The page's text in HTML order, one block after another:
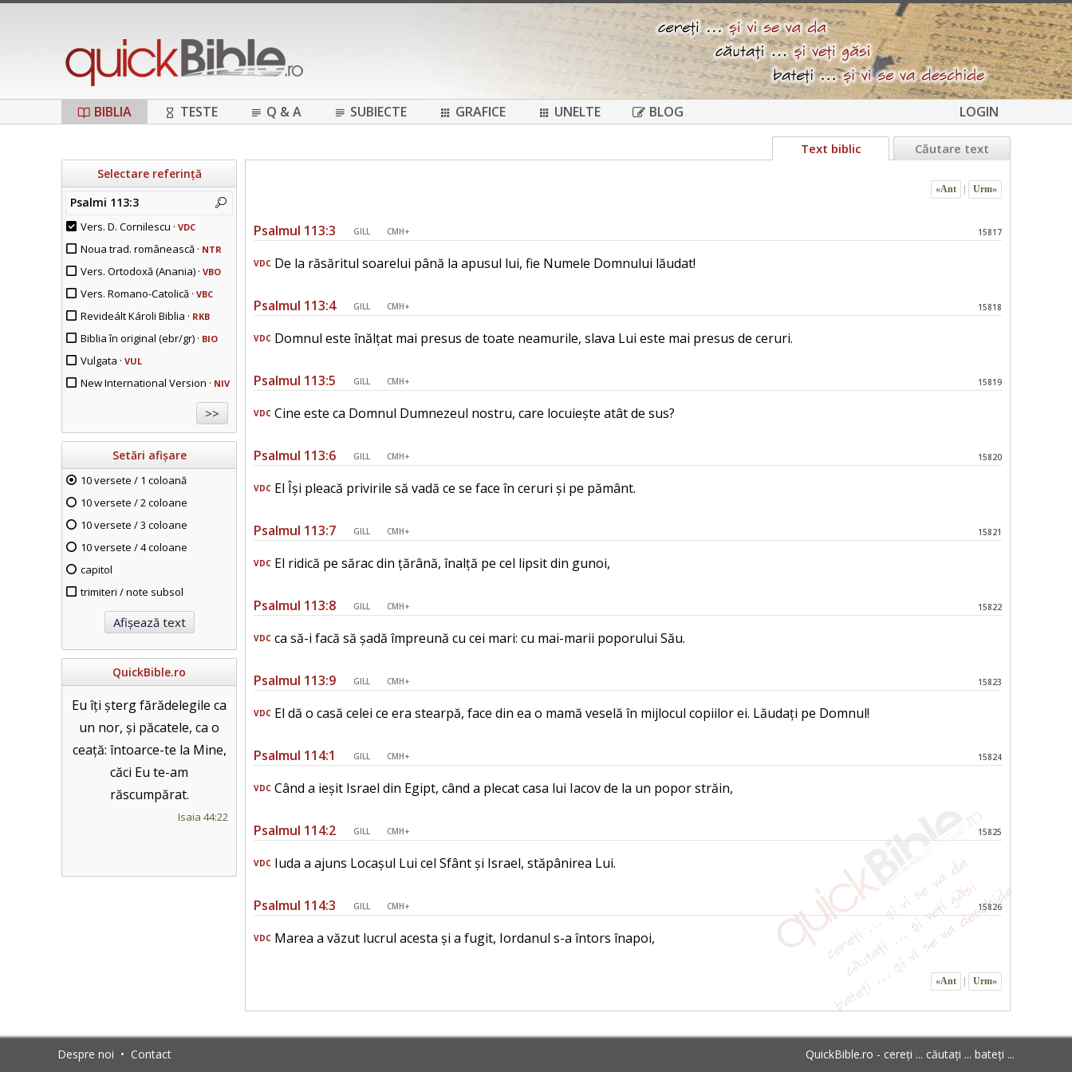
BIBLIA TESTE Q & A SUBIECTE GRAFICE UNELTE BLOG LOGIN
Selectare referință
Psalmi 113:3
Vers. D. Cornilescu · VDC
Noua trad. românească · NTR
Vers. Ortodoxă (Anania) · VBO
Vers. Romano-Catolică · VBC
Revideált Károli Biblia · RKB
Biblia în original (ebr/gr) · BIO
Vulgata · VUL
New International Version · NIV
Setări afișare
10 versete / 1 coloană
10 versete / 2 coloane
10 versete / 3 coloane
10 versete / 4 coloane
capitol
trimiteri / note subsol
QuickBible.ro
Eu îți șterg fărădelegile ca
un nor, și păcatele, ca o
ceață: întoarce-te la Mine,
căci Eu te-am
răscumpărat.
Isaia 44:22
Căutare text
Text biblic
«Ant Urm»
Psalmul 113:3 GILL CMH+ 15817
VDC De la răsăritul soarelui până la apusul lui, fie Numele Domnului lăudat!
Psalmul 113:4 GILL CMH+ 15818
VDC Domnul este înălțat mai presus de toate neamurile, slava Lui este mai presus de ceruri.
Psalmul 113:5 GILL CMH+ 15819
VDC Cine este ca Domnul Dumnezeul nostru, care locuiește atât de sus?
Psalmul 113:6 GILL CMH+ 15820
VDC El Își pleacă privirile să vadă ce se face în ceruri și pe pământ.
Psalmul 113:7 GILL CMH+ 15821
VDC El ridică pe sărac din țărână, înalță pe cel lipsit din gunoi,
Psalmul 113:8 GILL CMH+ 15822
VDC ca să-i facă să șadă împreună cu cei mari: cu mai-marii poporului Său.
Psalmul 113:9 GILL CMH+ 15823
VDC El dă o casă celei ce era stearpă, face din ea o mamă veselă în mijlocul copiilor ei. Lăudați pe Domnul!
Psalmul 114:1 GILL CMH+ 15824
VDC Când a ieșit Israel din Egipt, când a plecat casa lui Iacov de la un popor străin,
Psalmul 114:2 GILL CMH+ 15825
VDC Iuda a ajuns Locașul Lui cel Sfânt și Israel, stăpânirea Lui.
Psalmul 114:3 GILL CMH+ 15826
VDC Marea a văzut lucrul acesta și a fugit, Iordanul s-a întors înapoi,
«Ant Urm»
Despre noi • Contact QuickBible.ro - cereți ... căutați ... bateți ...